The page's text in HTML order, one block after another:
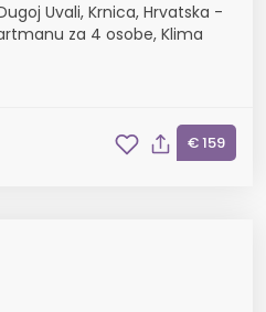
Uvali, Krnica, Hrvatska -
za 4 osobe, Klima
€ 159